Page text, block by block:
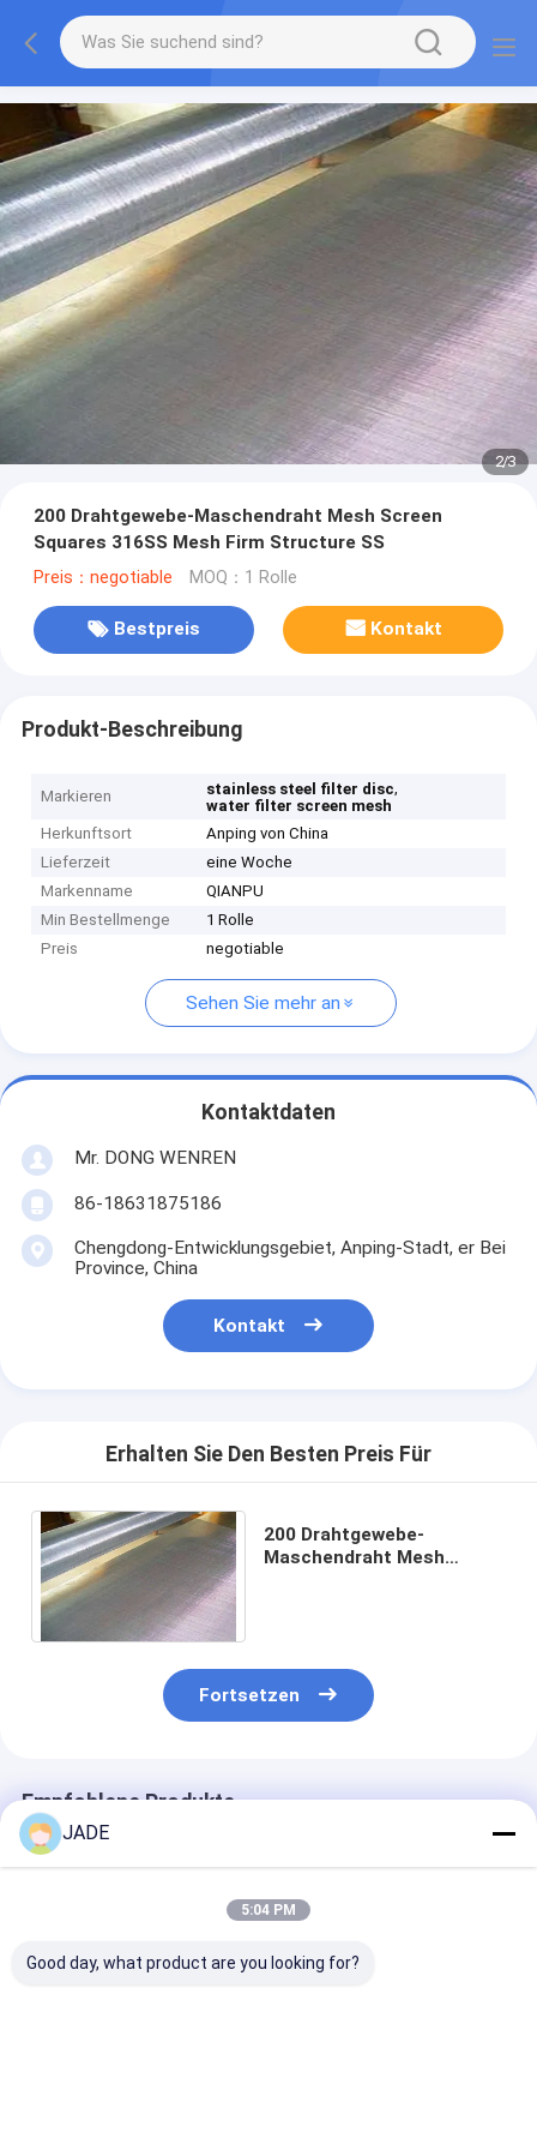
2/3
200 Drahtgewebe-Maschendraht Mesh Screen
Squares 316SS Mesh Firm Structure SS
Preis：negotiable MOQ：1 Rolle
Bestpreis Kontakt
Produkt-Beschreibung
Markieren stainless steel filter disc,
water filter screen mesh
Herkunftsort
Anping von China
Lieferzeit
eine Woche
Markenname
QIANPU
Min Bestellmenge
1 Rolle
Preis
negotiable
Sehen Sie mehr an
Kontaktdaten
Mr. DONG WENREN
86-18631875186
Chengdong-Entwicklungsgebiet, Anping-Stadt, er Bei
Province, China
Kontakt
Erhalten Sie Den Besten Preis Für
200 Drahtgewebe-
Maschendraht Mesh
Fortsetzen
Empfohlene Produkte
JADE
5:04 PM
Good day, what product are you looking for?